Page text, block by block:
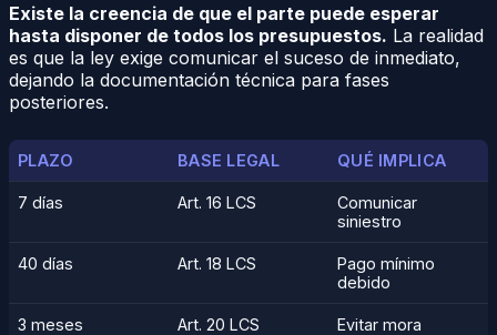
Existe la creencia de que el parte puede esperar
hasta disponer de todos los presupuestos. La realidad
es que la ley exige comunicar el suceso de inmediato,
dejando la documentación técnica para fases
posteriores.
PLAZO BASE LEGAL QUÉ IMPLICA
7 días Art. 16 LCS
Comunicar
siniestro
40 días Art. 18 LCS
Pago mínimo
debido
3 meses Art. 20 LCS Evitar mora